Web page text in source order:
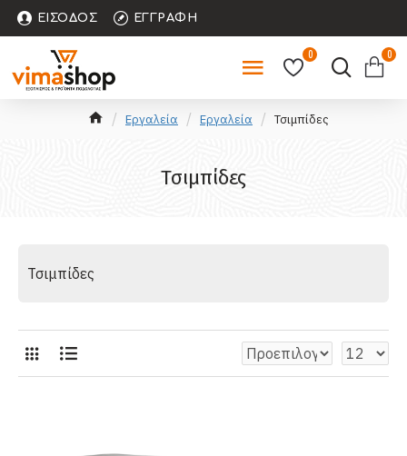
ΕΊΣΟΔΟΣ ΕΓΓΡΑΦΉ
0 0
Εργαλεία Εργαλεία Τσιμπίδες
Τσιμπίδες
Τσιμπίδες